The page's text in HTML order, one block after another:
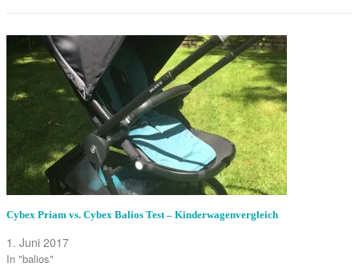
Cybex Priam vs. Cybex Balios Test – Kinderwagenvergleich
1. Juni 2017
In "balios"